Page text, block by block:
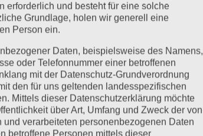
erforderlich und besteht für eine solche
Grundlage, holen wir generell eine
Person ein.
Daten, beispielsweise des Namens,
oder Telefonnummer einer betroffenen
mit der Datenschutz-Grundverordnung
den für uns geltenden landesspezifischen
Mittels dieser Datenschutzerklärung möchte
über Art, Umfang und Zweck der von
und verarbeiteten personenbezogenen Daten
betroffene Personen mittels dieser